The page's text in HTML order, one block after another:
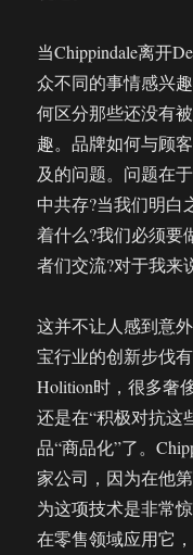
当Chippindale离开
众不同的事情感兴
何区分那些还没有
趣。品牌如何与顾
及的问题。问题在
中共存?当我们明白
着什么?我们必须要
者们交流?对于我来
这并不让人感到意
宝行业的创新步伐
Holition时，很多奢
还是在“积极对抗这
品“商品化”了。
家公司，因为在他
为这项技术是非常
在零售领域应用它